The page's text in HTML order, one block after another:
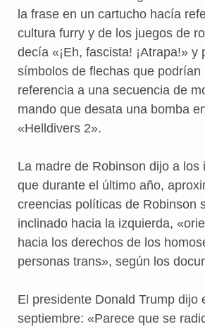
la frase en un cartucho hacía
cultura furry y de los juegos de
decía «¡Eh, fascista! ¡Atrapa!» y
símbolos de flechas que podrían
referencia a una secuencia de
mando que desata una bomba
«Helldivers 2».
La madre de Robinson dijo a los
que durante el último año,
creencias políticas de Robinson
inclinado hacia la izquierda,
hacia los derechos de los
personas trans», según los
El presidente Donald Trump dijo
septiembre: «Parece que se